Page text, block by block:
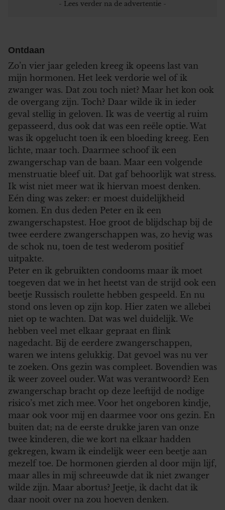
Ontdaan
Zo’n vier jaar geleden kreeg ik opeens last van
mijn hormonen. Het leek verdorie wel of ik
zwanger was. Dat zou toch niet? Maar het kon ook
de overgang zijn. Toch? Daar wilde ik in ieder
geval stellig in geloven. Ik was de veertig al ruim
gepasseerd, dus ook dat was een reële optie. Wat
was ik opgelucht toen ik een bloeding kreeg. Een
lichte, maar toch. Daarmee schoof ik een
zwangerschap van de baan. Maar een volgende
menstruatie bleef uit. Dat gaf behoorlijk wat stress.
Ik wist niet meer wat ik hiervan moest denken.
Eén ding was zeker: er moest duidelijkheid
komen. En dus deden Peter en ik een
zwangerschapstest. Hoe groot de blijdschap bij de
twee eerdere zwangerschappen was, zo hevig was
de schok nu, toen de test wederom positief
uitpakte.
Peter en ik gebruikten condooms maar ik moet
toegeven dat we in het heetst van de strijd ook een
beetje Russisch roulette hebben gespeeld. En nu
stond ons leven op zijn kop. Hier zaten we allebei
niet op te wachten. Dat was wel duidelijk. We
hebben veel met elkaar gepraat en flink
nagedacht. Bij de eerdere zwangerschappen,
waren we intens gelukkig. Dat gevoel was nu ver
te zoeken. Ons gezin was compleet. Bovendien was
ik weer zoveel ouder. Wat was verantwoord? Een
zwangerschap bracht op deze leeftijd de nodige
risico’s met zich mee. Voor het ongeboren kindje,
maar ook voor mij en daarmee voor ons gezin. En
buiten dat; na de eerste drukke jaren van onze
twee kinderen, die we kort na elkaar hadden
gekregen, kwam ik eindelijk weer een beetje aan
mezelf toe. De hormonen gierden al door mijn lijf,
maar alles in mij schreeuwde dat ik niet zwanger
wilde zijn. Maar abortus? Jeetje, ik dacht dat ik
daar nooit over na zou hoeven denken.